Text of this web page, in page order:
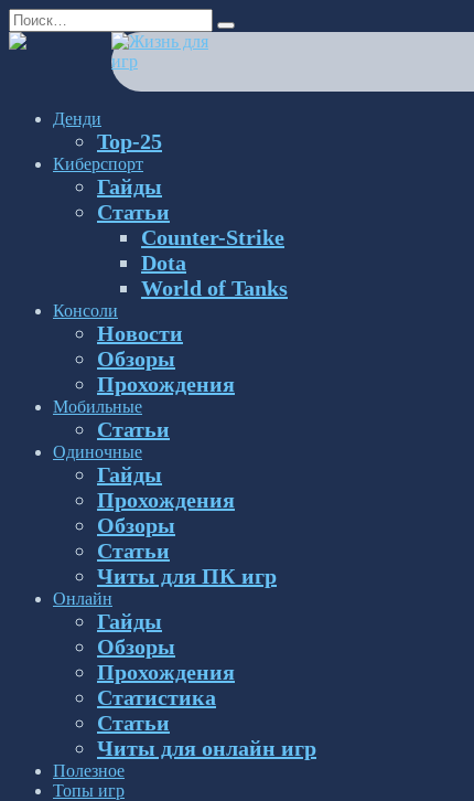
Перейти
к
Search
for:
Денди
Top-25
Киберспорт
Гайды
Статьи
Counter-Strike
Dota
World of Tanks
Консоли
Новости
Обзоры
Прохождения
Мобильные
Статьи
Одиночные
Гайды
Прохождения
Обзоры
Статьи
Читы для ПК игр
Онлайн
Гайды
Обзоры
Прохождения
Статистика
Статьи
Читы для онлайн игр
Полезное
Топы игр